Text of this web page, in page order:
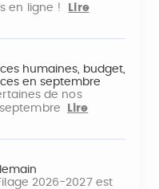
en ligne !
Lire
humaines, budget,
en septembre
de nos
Lire
2026-2027 est